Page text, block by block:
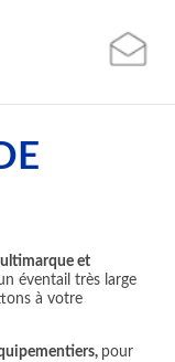
et
éventail très large
à votre
pour